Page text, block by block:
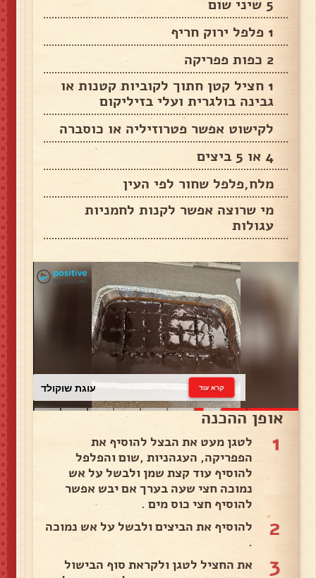
5 שיני שום
1 פלפל ירוק חריף
2 כפות פפריקה
1 חציל קטן חתוך לקוביות קטנות או
גבינה בולגרית ועלי בזיליקום
לקישוט אפשר פטרוזיליה או כוסברה
4 או 5 ביצים
מלח,פלפל שחור לפי העין
מי שרוצה אפשר לקנות לחמניות
עגולות
עוגת שוקולד קרא עוד
אופן ההכנה
1
לטגן מעט את הבצל להוסיף את
הפפריקה, העגהניות ,שום והפלפל
להוסיף עוד קצת שמן ולבשל על אש
נמוכה חצי שעה בערך אם יבש אפשר
להוסיף חצי כוס מים .
2
להוסיף את הביצים ולבשל על אש נמוכה
.
3
את החציל לטגן ולקראת סוף הבישול